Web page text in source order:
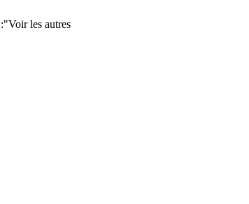
les autres